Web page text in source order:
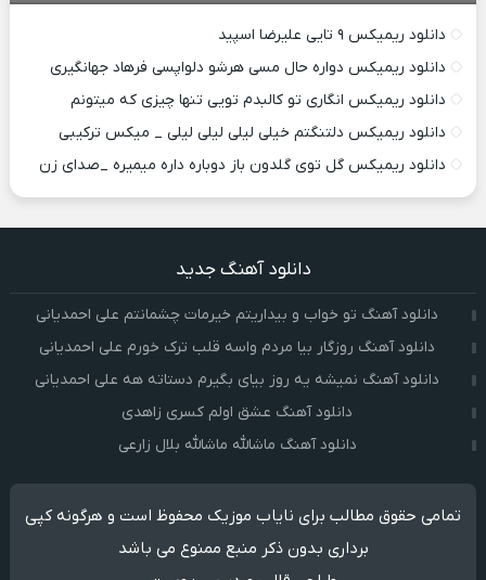
دانلود ریمیکس ۹ تایی علیرضا اسپید
دانلود ریمیکس دواره حال مسی هرشو دلواپسی فرهاد جهانگیری
دانلود ریمیکس انگاری تو کالبدم تویی تنها چیزی که میتونم
دانلود ریمیکس دلتنگتم خیلی لیلی لیلی لیلی _ میکس ترکیبی
دانلود ریمیکس گل توی گلدون باز دوباره داره میمیره _صدای زن
دانلود آهنگ جدید
دانلود آهنگ تو خواب و بیداریتم خیرمات چشمانتم علی احمدیانی
دانلود آهنگ روزگار بیا مردم واسه قلب ترک خورم علی احمدیانی
دانلود آهنگ نمیشه یه روز بیای بگیرم دستاته هه علی احمدیانی
دانلود آهنگ عشق اولم کسری زاهدی
دانلود آهنگ ماشالله ماشالله بلال زارعی
تمامی حقوق مطالب برای نایاب موزیک محفوظ است و هرگونه کپی
برداری بدون ذکر منبع ممنوع می باشد